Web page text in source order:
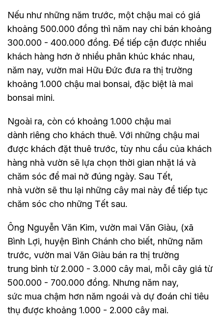
Nếu như những năm trước, một chậu mai có giá
khoảng 500.000 đồng thì năm nay chỉ bán khoảng
300.000 - 400.000 đồng. Để tiếp cận được nhiều
khách hàng hơn ở nhiều phân khúc khác nhau,
năm nay, vườn mai Hữu Đức đưa ra thị trường
khoảng 1.000 chậu mai bonsai, đặc biệt là mai
bonsai mini.
Ngoài ra, còn có khoảng 1.000 chậu mai
dành riêng cho khách thuê. Với những chậu mai
được khách đặt thuê trước, tùy nhu cầu của khách
hàng nhà vườn sẽ lựa chọn thời gian nhặt lá và
chăm sóc để mai nở đúng ngày. Sau Tết,
nhà vườn sẽ thu lại những cây mai này để tiếp tục
chăm sóc cho những Tết sau.
Ông Nguyễn Văn Kim, vườn mai Văn Giàu, (xã
Bình Lợi, huyện Bình Chánh cho biết, những năm
trước, vườn mai Văn Giàu bán ra thị trường
trung bình từ 2.000 - 3.000 cây mai, mỗi cây giá từ
500.000 - 700.000 đồng. Nhưng năm nay,
sức mua chậm hơn năm ngoái và dự đoán chỉ tiêu
thụ được khoảng 1.000 - 2.000 cây mai.